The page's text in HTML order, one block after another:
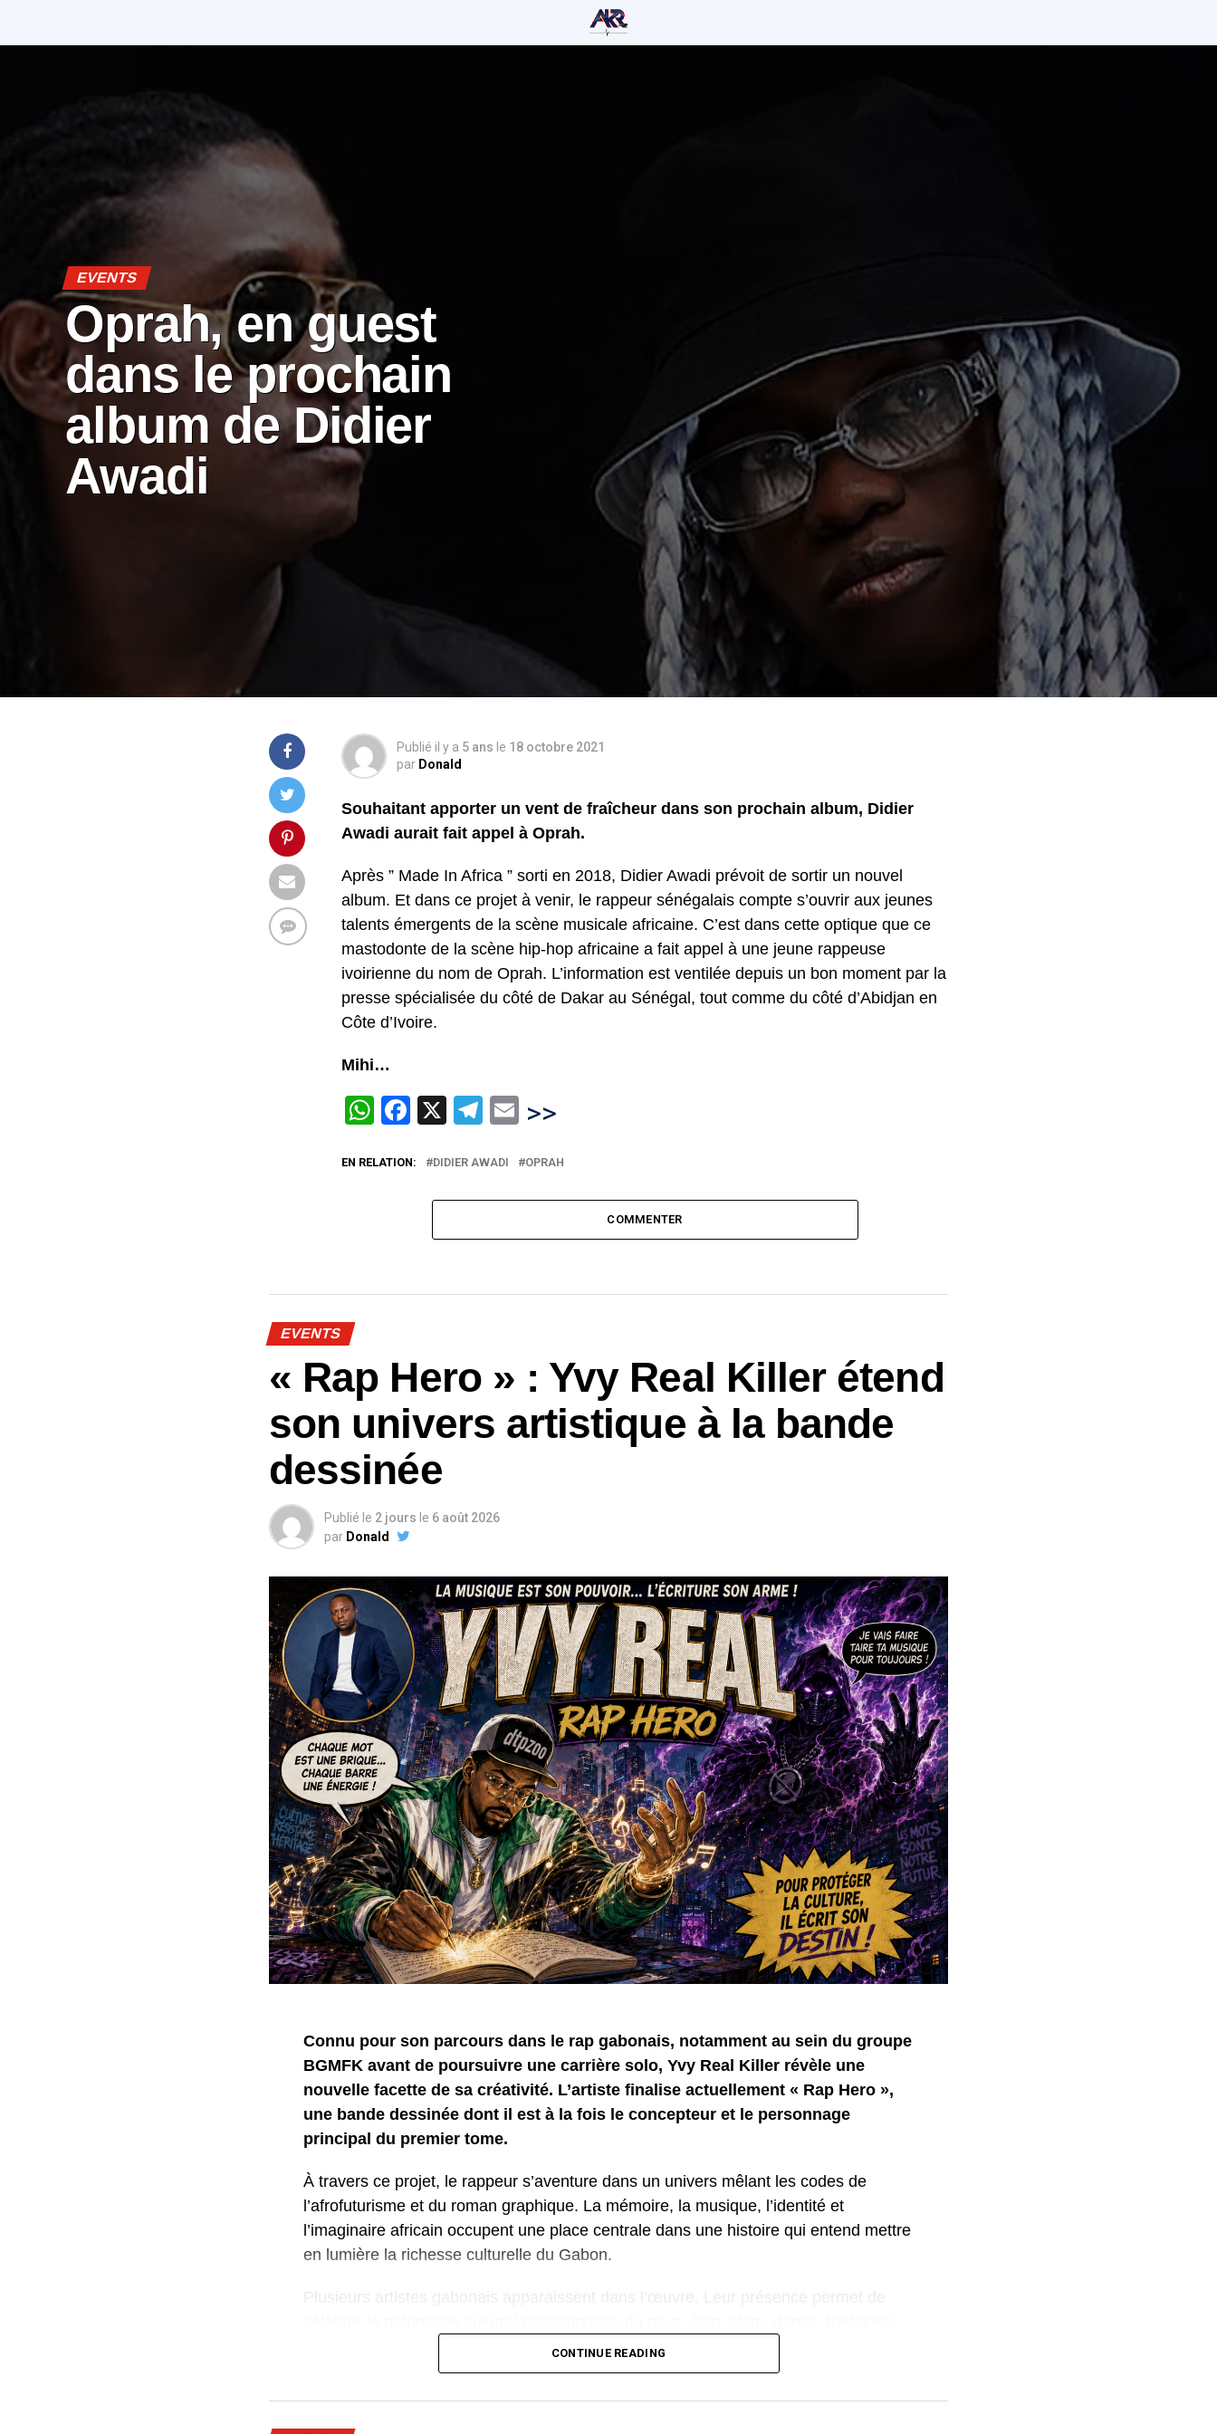
EVENTS
Oprah, en guest
dans le prochain
album de Didier
Awadi
Publié il y a 5 ans le 18 octobre 2021
par Donald
Souhaitant apporter un vent de fraîcheur dans son prochain album, Didier
Awadi aurait fait appel à Oprah.
Après ” Made In Africa ” sorti en 2018, Didier Awadi prévoit de sortir un nouvel
album. Et dans ce projet à venir, le rappeur sénégalais compte s’ouvrir aux jeunes
talents émergents de la scène musicale africaine. C’est dans cette optique que ce
mastodonte de la scène hip-hop africaine a fait appel à une jeune rappeuse
ivoirienne du nom de Oprah. L’information est ventilée depuis un bon moment par la
presse spécialisée du côté de Dakar au Sénégal, tout comme du côté d’Abidjan en
Côte d’Ivoire.
Mihi…
WhatsApp
Facebook
X Telegram
Email
>>
EN RELATION: DIDIER AWADI OPRAH
COMMENTER
EVENTS
« Rap Hero » : Yvy Real Killer étend
son univers artistique à la bande
dessinée
Publié le 2 jours le 6 août 2026
par Donald
Connu pour son parcours dans le rap gabonais, notamment au sein du groupe
BGMFK avant de poursuivre une carrière solo, Yvy Real Killer révèle une
nouvelle facette de sa créativité. L’artiste finalise actuellement « Rap Hero »,
une bande dessinée dont il est à la fois le concepteur et le personnage
principal du premier tome.
À travers ce projet, le rappeur s’aventure dans un univers mêlant les codes de
l’afrofuturisme et du roman graphique. La mémoire, la musique, l’identité et
l’imaginaire africain occupent une place centrale dans une histoire qui entend mettre
en lumière la richesse culturelle du Gabon.
orales, mode et arts visuels sont représentés comme autant de visages de la
créativité nationale.
CONTINUE READING